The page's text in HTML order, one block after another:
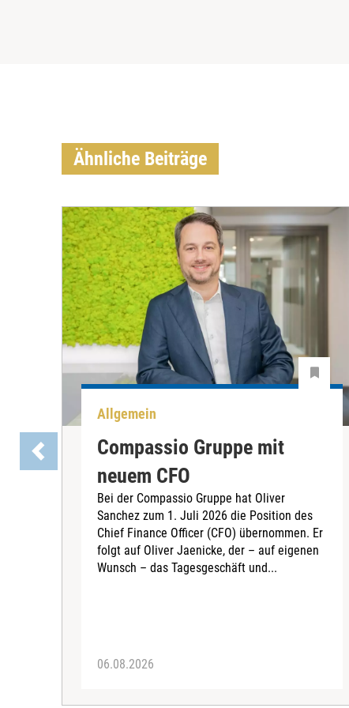
Ähnliche Beiträge
Allgemein
Compassio Gruppe mit
neuem CFO
Bei der Compassio Gruppe hat Oliver
Sanchez zum 1. Juli 2026 die Position des
Chief Finance Officer (CFO) übernommen. Er
folgt auf Oliver Jaenicke, der – auf eigenen
Wunsch – das Tagesgeschäft und...
06.08.2026